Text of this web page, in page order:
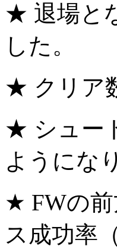
★ 退場と
した。
★ クリア
★ シュー
ようにな
★ FWの
ス成功率